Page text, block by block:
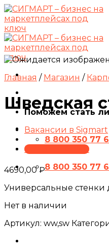
Skip
to
content
Поможем стать
Вакансии в Sigmart
8 800 350 77
ПРЕЗЕНТАЦИЯ
8 800 350 77
Главная / Магазин /
Шведская
4690,00₽
Универсальные стенки
Нет в наличии
Артикул: ww,sw